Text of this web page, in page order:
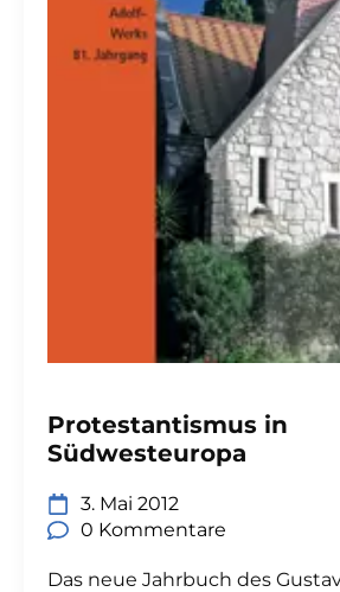
Protestantismus in
Südwesteuropa
3. Mai 2012
0 Kommentare
Das neue Jahrbuch des